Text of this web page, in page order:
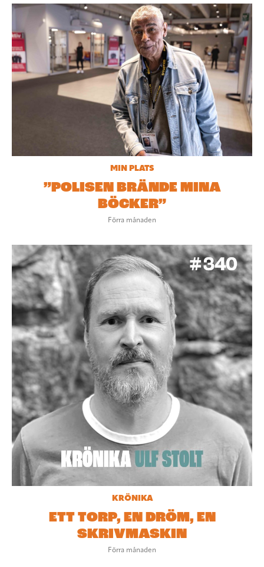
MIN PLATS
”POLISEN BRÄNDE MINA
BÖCKER”
Förra månaden
KRÖNIKA
ETT TORP, EN DRÖM, EN
SKRIVMASKIN
Förra månaden